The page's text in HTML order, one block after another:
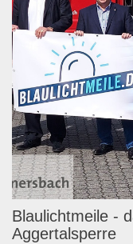
Blaulichtmeile -
Aggertalsperre